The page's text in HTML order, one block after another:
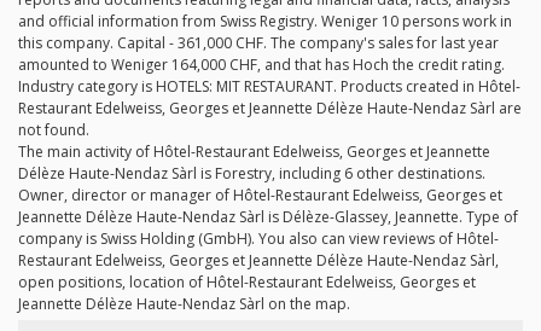
and official information from Swiss Registry. Weniger 10 persons work in
this company. Capital - 361,000 CHF. The company's sales for last year
amounted to Weniger 164,000 CHF, and that has Hoch the credit rating.
Industry category is HOTELS: MIT RESTAURANT. Products created in Hôtel-
Restaurant Edelweiss, Georges et Jeannette Délèze Haute-Nendaz Sàrl are
not found.
The main activity of Hôtel-Restaurant Edelweiss, Georges et Jeannette
Délèze Haute-Nendaz Sàrl is Forestry, including 6 other destinations.
Owner, director or manager of Hôtel-Restaurant Edelweiss, Georges et
Jeannette Délèze Haute-Nendaz Sàrl is Délèze-Glassey, Jeannette. Type of
company is Swiss Holding (GmbH). You also can view reviews of Hôtel-
Restaurant Edelweiss, Georges et Jeannette Délèze Haute-Nendaz Sàrl,
open positions, location of Hôtel-Restaurant Edelweiss, Georges et
Jeannette Délèze Haute-Nendaz Sàrl on the map.